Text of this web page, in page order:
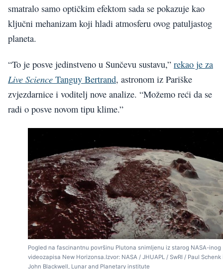
smatralo samo optičkim efektom sada se pokazuje kao
ključni mehanizam koji hladi atmosferu ovog patuljastog
planeta.
“To je posve jedinstveno u Sunčevu sustavu,” rekao je za
Live Science Tanguy Bertrand, astronom iz Pariške
zvjezdarnice i voditelj nove analize. “Možemo reći da se
radi o posve novom tipu klime.”
Pogled na fascinantnu površinu Plutona snimljenu iz starog NASA-inog
videozapisa New Horizonsa.Izvor: NASA / JHUAPL / SwRI / Paul Schenk
John Blackwell, Lunar and Planetary institute